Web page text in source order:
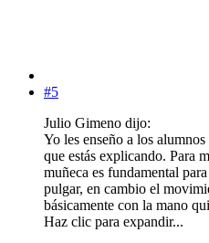
#5
Julio Gimeno dijo:
Yo les enseño a los
que estás explicando. Para
muñeca es fundamental
pulgar, en cambio el
básicamente con la mano
Haz clic para expandir...